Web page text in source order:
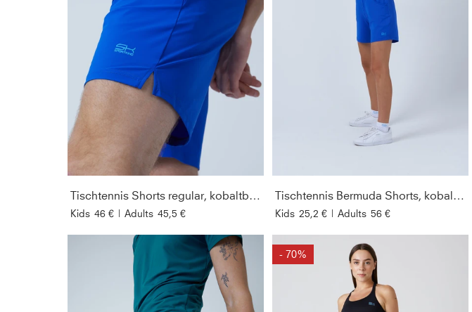
Tischtennis Shorts regular, kobaltblau
Kids 46 € | Adults 45,5 €
Tischtennis Bermuda Shorts, kobaltblau
Kids 25,2 € | Adults 56 €
- 70%